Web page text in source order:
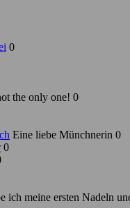
0
the only one! 0
Eine liebe Münchnerin 0
0
ich meine ersten Nadeln